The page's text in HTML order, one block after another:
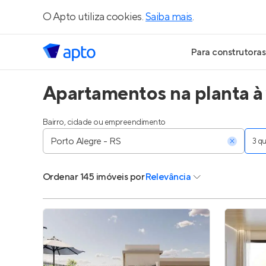
O Apto utiliza cookies.Saiba mais.
Para construtoras
Geração de
Geração de
Parcerias
Anunciar
Apartamentos na planta
Bairro, cidade ou empreendimento
3
Ordenar145 imóveis porRelevância